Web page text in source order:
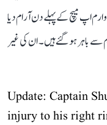
ایل سی الیون‘ کے خلاف 3 روزہ وارم اپ میچ کے پہلے دن آرام دیا
باہر ہو گئے ہیں۔ ان کی غیر
Update: Captain
injury to his right